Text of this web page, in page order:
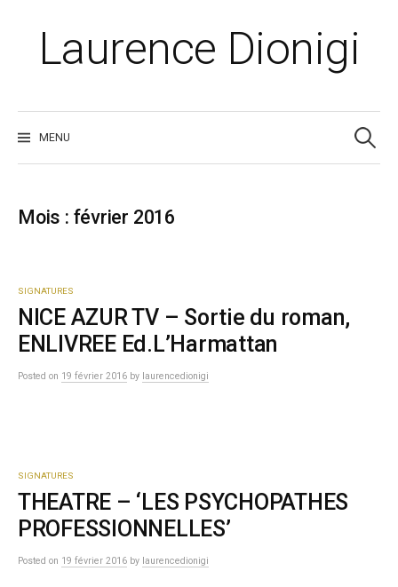
Laurence Dionigi
MENU
Mois : février 2016
SIGNATURES
NICE AZUR TV – Sortie du roman,
ENLIVREE Ed.L’Harmattan
Posted on 19 février 2016 by laurencedionigi
SIGNATURES
THEATRE – ‘LES PSYCHOPATHES
PROFESSIONNELLES’
Posted on 19 février 2016 by laurencedionigi